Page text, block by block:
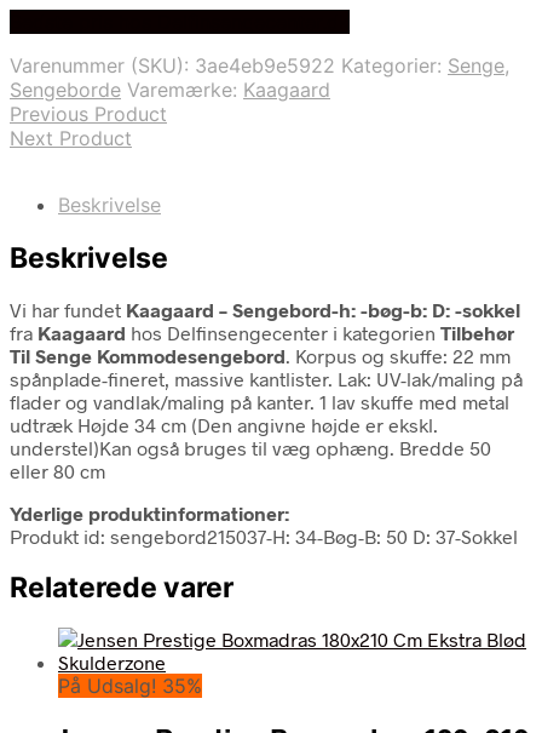
Varenummer (SKU): 3ae4eb9e5922 Kategorier: Senge,
Sengeborde Varemærke: Kaagaard
Previous Product
Next Product
Beskrivelse
Beskrivelse
Vi har fundet Kaagaard – Sengebord-h: -bøg-b: D: -sokkel
fra Kaagaard hos Delfinsengecenter i kategorien Tilbehør
Til Senge Kommodesengebord. Korpus og skuffe: 22 mm
spånplade-fineret, massive kantlister. Lak: UV-lak/maling på
flader og vandlak/maling på kanter. 1 lav skuffe med metal
udtræk Højde 34 cm (Den angivne højde er ekskl.
understel)Kan også bruges til væg ophæng. Bredde 50
eller 80 cm
Yderlige produktinformationer:
Produkt id: sengebord215037-H: 34-Bøg-B: 50 D: 37-Sokkel
Relaterede varer
På Udsalg! 35%